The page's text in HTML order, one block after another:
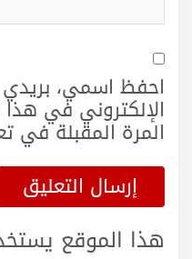
احفظ اسمي، بريدي
الإلكتروني في
المرة المقبلة في
هذا الموقع